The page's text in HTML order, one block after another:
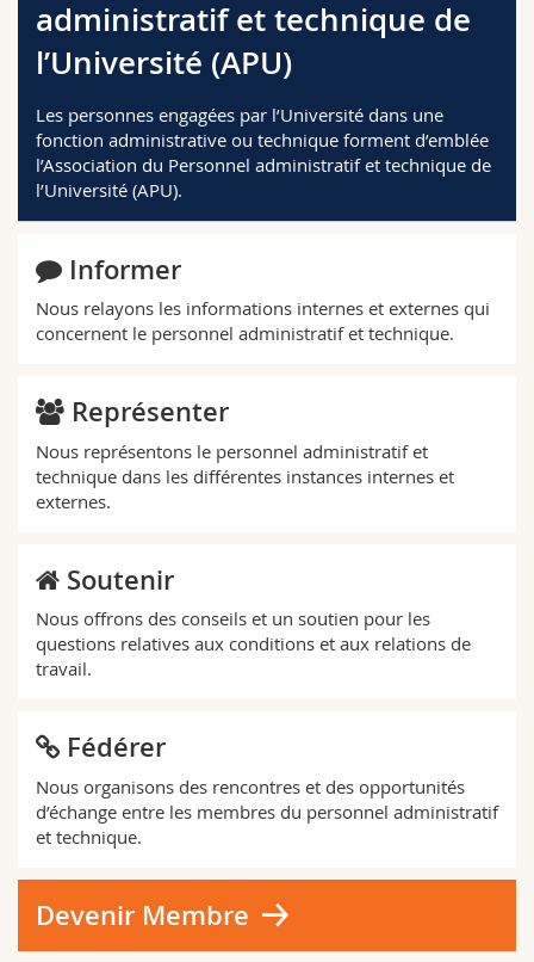
Sciences et médecine
Interfacultaire
Collaborateurs
Doctorants
Webmail
Programme des cours
MyUnifr
administratif et technique de
l’Université (APU)
Les personnes engagées par l’Université dans une
fonction administrative ou technique forment d’emblée
l’Association du Personnel administratif et technique de
l’Université (APU).
Informer
Nous relayons les informations internes et externes qui
concernent le personnel administratif et technique.
Représenter
Nous représentons le personnel administratif et
technique dans les différentes instances internes et
externes.
Soutenir
Nous offrons des conseils et un soutien pour les
questions relatives aux conditions et aux relations de
travail.
Fédérer
Nous organisons des rencontres et des opportunités
d’échange entre les membres du personnel administratif
et technique.
Devenir Membre